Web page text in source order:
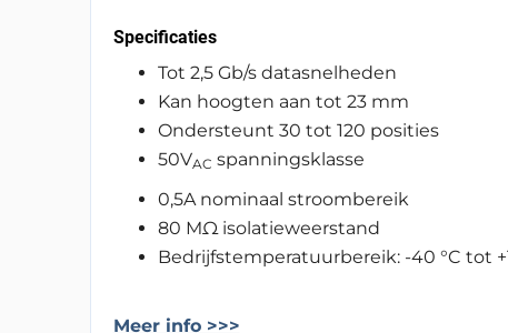
Specificaties
Tot 2,5 Gb/s datasnelheden
Kan hoogten aan tot 23 mm
Ondersteunt 30 tot 120 posities
50VAC spanningsklasse
0,5A nominaal stroombereik
80 MΩ isolatieweerstand
Bedrijfstemperatuurbereik: -40 °C tot
Meer info >>>